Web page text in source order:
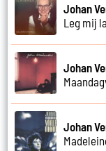
Johan
Leg mij
Johan
Johan